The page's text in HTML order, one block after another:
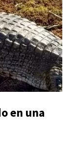
en una